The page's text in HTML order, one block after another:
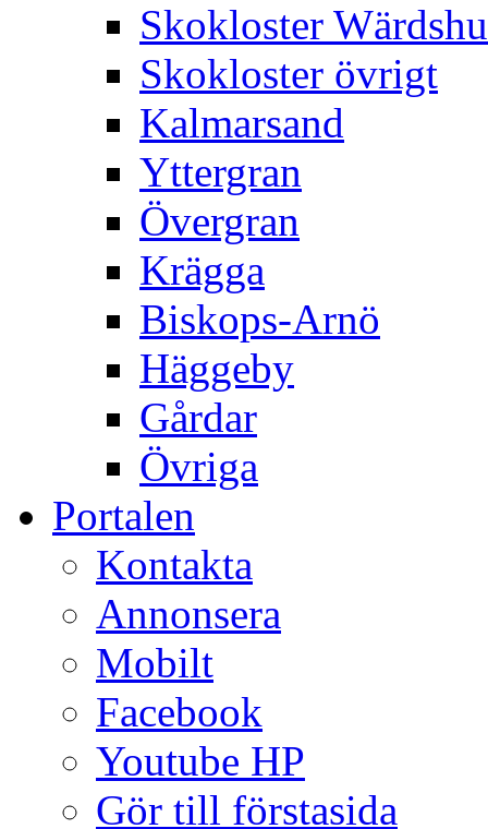
Skokloster
Skokloster övrigt
Kalmarsand
Yttergran
Övergran
Krägga
Biskops-Arnö
Häggeby
Gårdar
Övriga
Portalen
Kontakta
Annonsera
Mobilt
Facebook
Youtube HP
Gör till förstasida